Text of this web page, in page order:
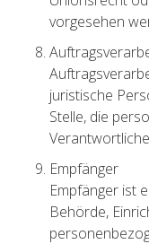
vorgesehen
juristische
Stelle, die
Empfänger
Empfänger ist
Behörde,